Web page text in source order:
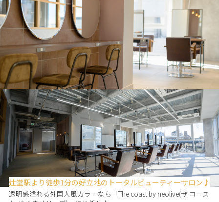
辻堂駅より徒歩1分の好立地のトータルビューティーサロン♪
透明感溢れる外国人風カラーなら「The coast by neolive(ザ コース